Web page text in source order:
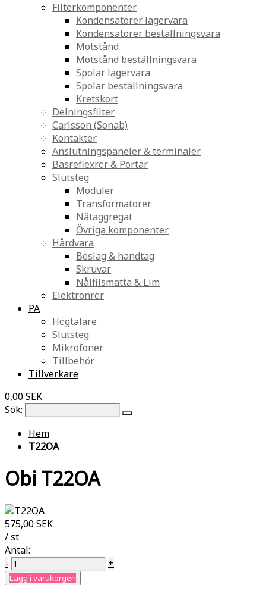
Filterkomponenter
Kondensatorer lagervara
Kondensatorer beställningsvara
Motstånd
Motstånd beställningsvara
Spolar lagervara
Spolar beställningsvara
Kretskort
Delningsfilter
Carlsson (Sonab)
Kontakter
Anslutningspaneler & terminaler
Basreflexrör & Portar
Slutsteg
Moduler
Transformatorer
Nätaggregat
Övriga komponenter
Hårdvara
Beslag & handtag
Skruvar
Nålfilsmatta & Lim
Elektronrör
PA
Högtalare
Slutsteg
Mikrofoner
Tillbehör
Tillverkare
0,00 SEK
Sök:
Hem
T22OA
Obi T22OA
575,00 SEK
/ st
Antal:
-
+
Lägg i varukorgen